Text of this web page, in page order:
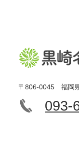
〒806-0045 福岡
093-